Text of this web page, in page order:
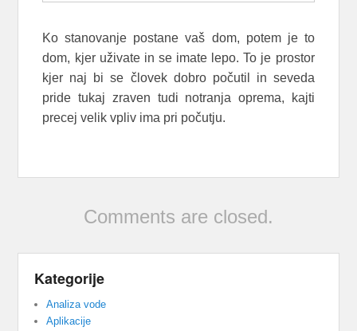
Ko stanovanje postane vaš dom, potem je to
dom, kjer uživate in se imate lepo. To je prostor
kjer naj bi se človek dobro počutil in seveda
pride tukaj zraven tudi notranja oprema, kajti
precej velik vpliv ima pri počutju.
Comments are closed.
Kategorije
Analiza vode
Aplikacije